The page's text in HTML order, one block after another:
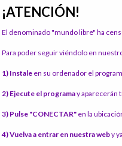
¡ATENCIÓN!
El denominado "mundo libre" ha
Para poder seguir viéndolo en
1) Instale en su ordenador el
2) Ejecute el programay aparecerán
3) Pulse "CONECTAR" en la
4) Vuelva a entrar en nuestra weby